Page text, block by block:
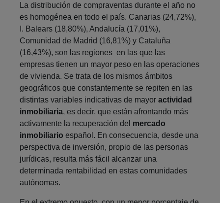
La distribución de compraventas durante el año no
es homogénea en todo el país. Canarias (24,72%),
I. Balears (18,80%), Andalucía (17,01%),
Comunidad de Madrid (16,81%) y Cataluña
(16,43%), son las regiones en las que las
empresas tienen un mayor peso en las operaciones
de vivienda. Se trata de los mismos ámbitos
geográficos que constantemente se repiten en las
distintas variables indicativas de mayor actividad
inmobiliaria, es decir, que están afrontando más
activamente la recuperación del mercado
inmobiliario español. En consecuencia, desde una
perspectiva de inversión, propio de las personas
jurídicas, resulta más fácil alcanzar una
determinada rentabilidad en estas comunidades
autónomas.